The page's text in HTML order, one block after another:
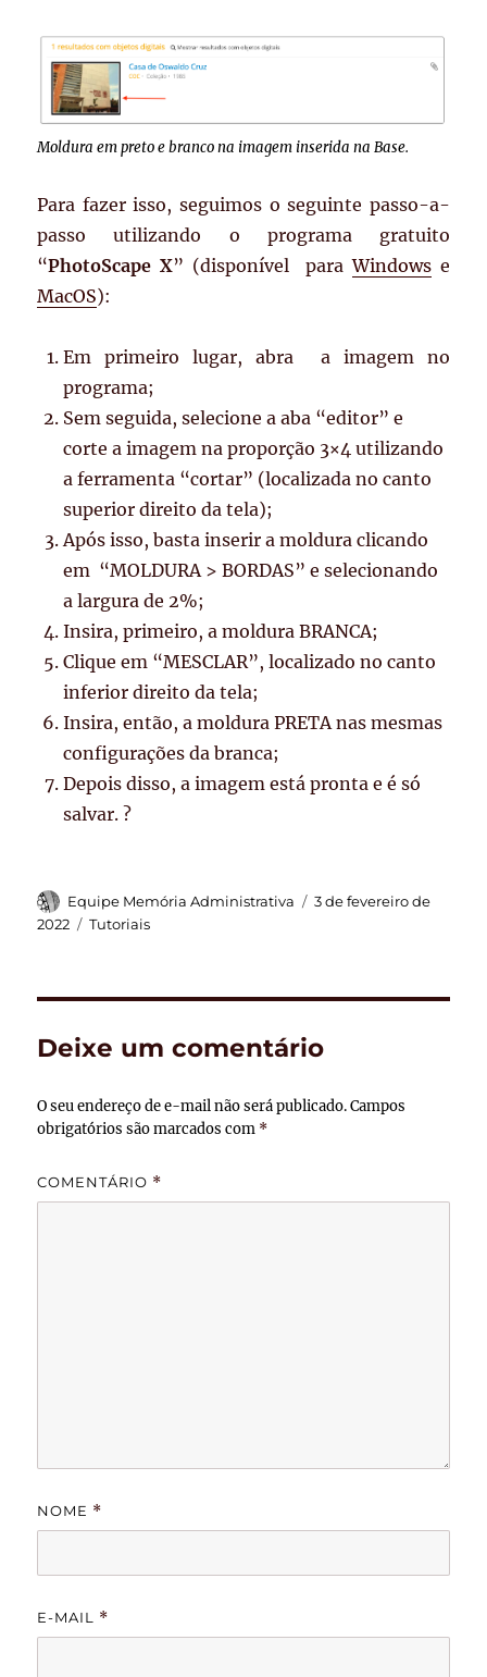
Moldura em preto e branco na imagem inserida na Base.
Para fazer isso, seguimos o seguinte passo-a-
passo utilizando o programa gratuito
“PhotoScape X” (disponível paraWindowse
MacOS):
Em primeiro lugar, abra a imagem no
programa;
Sem seguida, selecione a aba “editor” e
corte a imagem na proporção 3×4 utilizando
a ferramenta “cortar” (localizada no canto
superior direito da tela);
Após isso, basta inserir a moldura clicando
em “MOLDURA > BORDAS” e selecionando
a largura de 2%;
Insira, primeiro, a moldura BRANCA;
Clique em “MESCLAR”, localizado no canto
inferior direito da tela;
Insira, então, a moldura PRETA nas mesmas
configurações da branca;
Depois disso, a imagem está pronta e é só
salvar. ?
Autor
Equipe Memória Administrativa
Publicado
3 de fevereiro de
2022
Categorias
Tutoriais
Deixe um comentário
O seu endereço de e-mail não será publicado. Campos
obrigatórios são marcados com *
COMENTÁRIO *
NOME *
E-MAIL *